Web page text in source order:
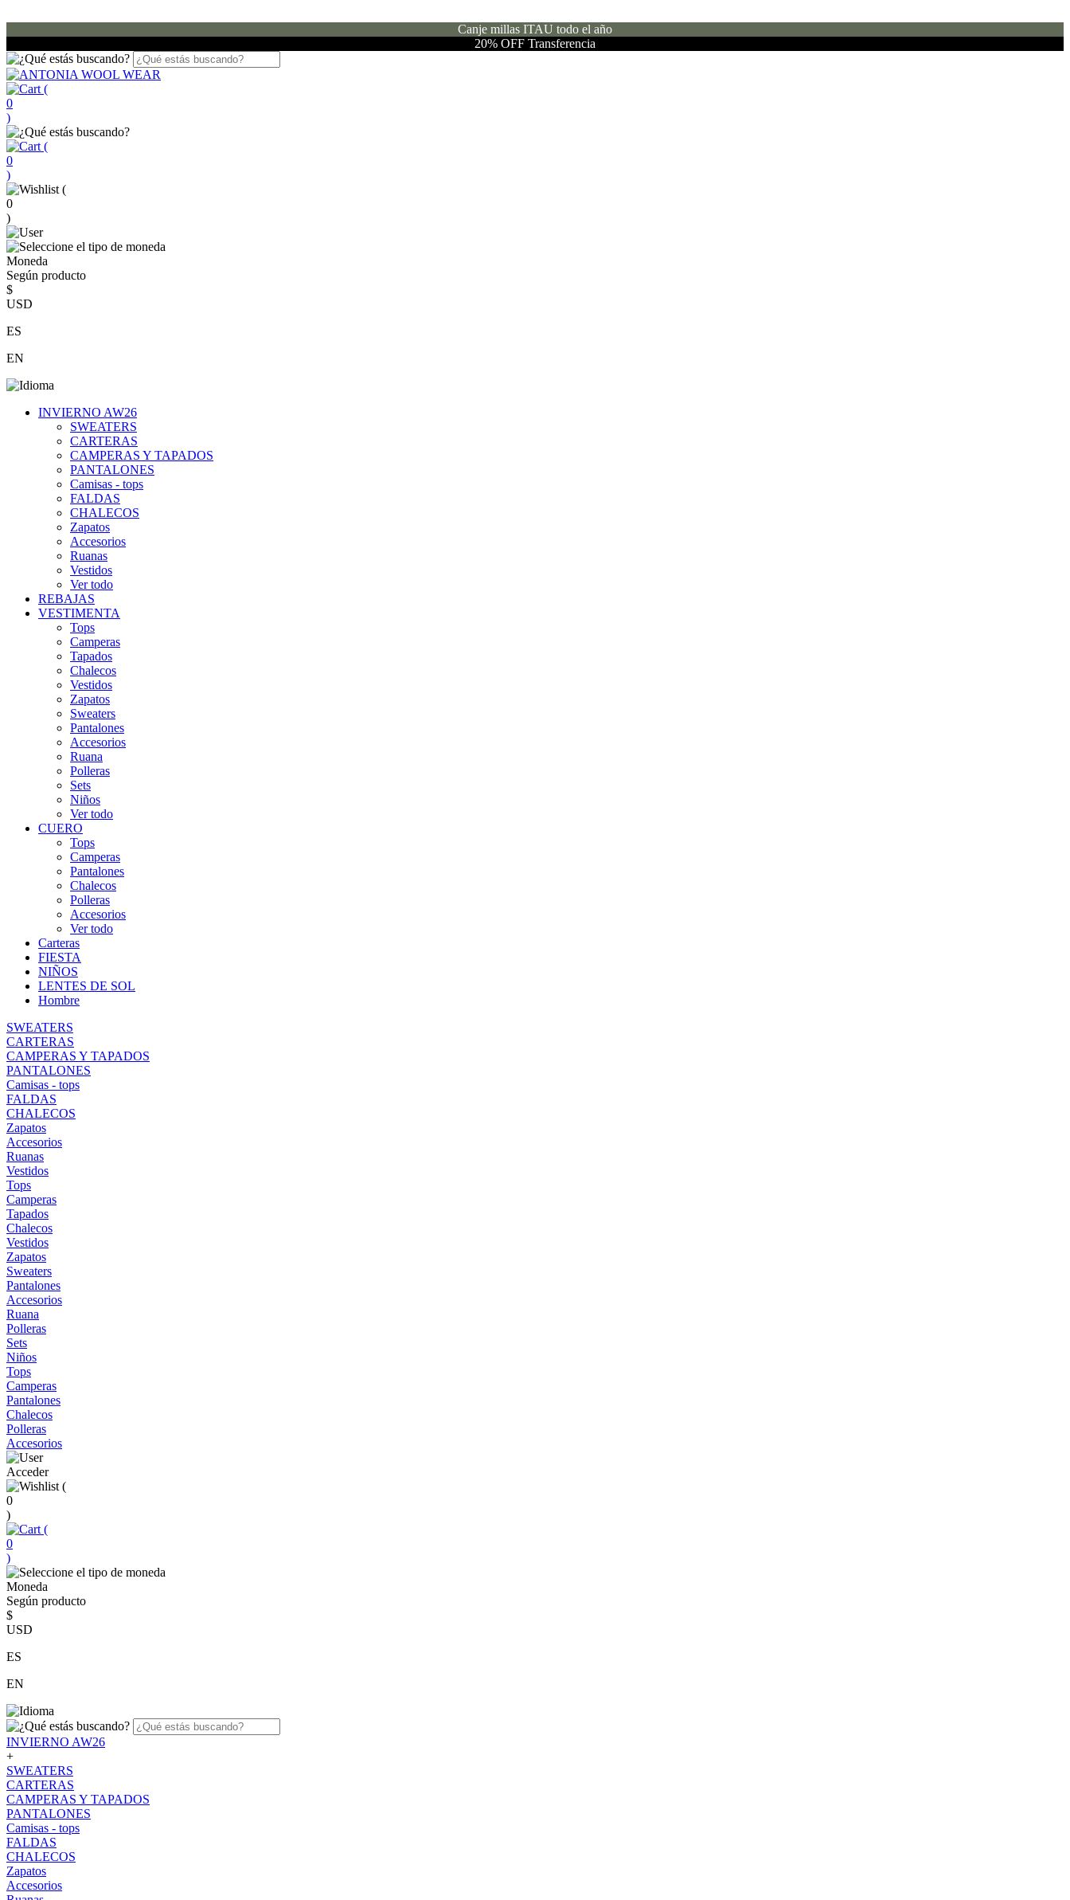
Canje millas ITAU todo el año
20% OFF Transferencia
(
0
)
(
0
)
(
0
)
Moneda
Según producto
$
USD
ES
EN
INVIERNO AW26
SWEATERS
CARTERAS
CAMPERAS Y TAPADOS
PANTALONES
Camisas - tops
FALDAS
CHALECOS
Zapatos
Accesorios
Ruanas
Vestidos
Ver todo
REBAJAS
VESTIMENTA
Tops
Camperas
Tapados
Chalecos
Vestidos
Zapatos
Sweaters
Pantalones
Accesorios
Ruana
Polleras
Sets
Niños
Ver todo
CUERO
Tops
Camperas
Pantalones
Chalecos
Polleras
Accesorios
Ver todo
Carteras
FIESTA
NIÑOS
LENTES DE SOL
Hombre
SWEATERS
CARTERAS
CAMPERAS Y TAPADOS
PANTALONES
Camisas - tops
FALDAS
CHALECOS
Zapatos
Accesorios
Ruanas
Vestidos
Tops
Camperas
Tapados
Chalecos
Vestidos
Zapatos
Sweaters
Pantalones
Accesorios
Ruana
Polleras
Sets
Niños
Tops
Camperas
Pantalones
Chalecos
Polleras
Accesorios
Acceder
(
0
)
(
0
)
Moneda
Según producto
$
USD
ES
EN
INVIERNO AW26
+
SWEATERS
CARTERAS
CAMPERAS Y TAPADOS
PANTALONES
Camisas - tops
FALDAS
CHALECOS
Zapatos
Accesorios